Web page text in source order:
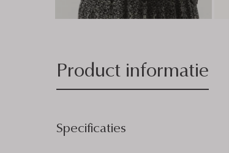
Product informatie
Specificaties